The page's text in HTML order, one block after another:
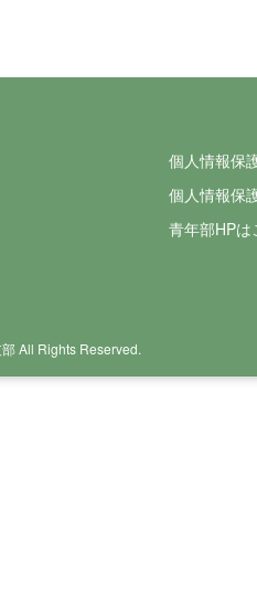
個人情報保
個人情報保
青年部HPは
All Rights Reserved.